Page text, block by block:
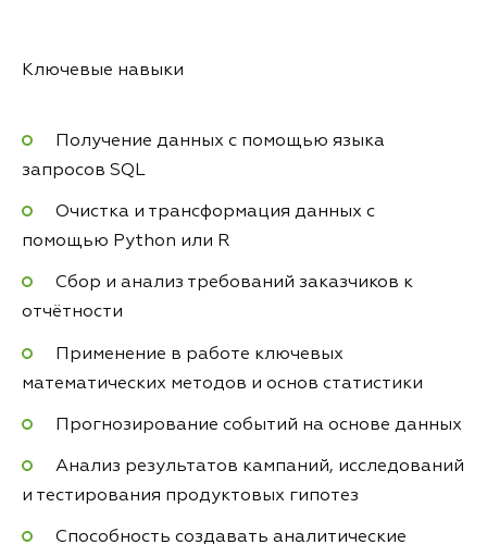
Ключевые навыки
Получение данных с помощью языка
запросов SQL
Очистка и трансформация данных с
помощью Python или R
Сбор и анализ требований заказчиков к
отчётности
Применение в работе ключевых
математических методов и основ статистики
Прогнозирование событий на основе данных
Анализ результатов кампаний, исследований
и тестирования продуктовых гипотез
Способность создавать аналитические